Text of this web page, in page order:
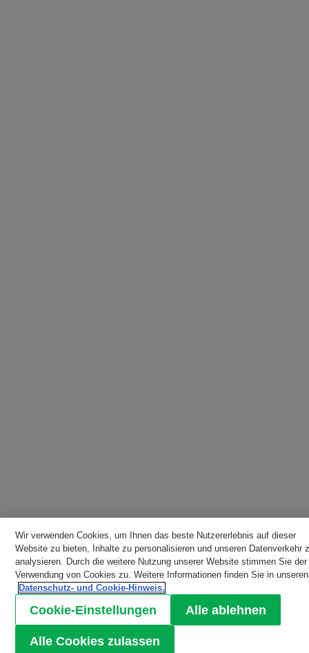
Wir verwenden Cookies, um Ihnen das beste Nutzererlebnis auf dieser
Website zu bieten, Inhalte zu personalisieren und unseren Datenverkehr
analysieren. Durch die weitere Nutzung unserer Website stimmen Sie der
Verwendung von Cookies zu. Weitere Informationen finden Sie in unseren
Datenschutz- und Cookie-Hinweis.
Cookie-Einstellungen Alle ablehnen
Alle Cookies zulassen